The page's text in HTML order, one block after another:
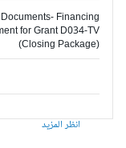
Documents- Financing
for Grant D034-TV
(Closing Package)
انظر المزيد